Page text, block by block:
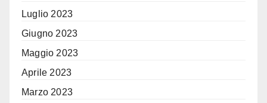
Luglio 2023
Giugno 2023
Maggio 2023
Aprile 2023
Marzo 2023